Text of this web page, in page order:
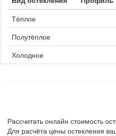
Тёплое
Полутёплое
Холодное
Рассчитать онлайн стоимость
Для расчёта цены остекления